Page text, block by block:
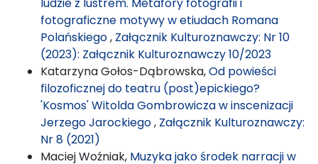
fotograficzne motywy w etiudach Romana
Polańskiego, Załącznik Kulturoznawczy: Nr 10
(2023): Załącznik Kulturoznawczy 10/2023
Katarzyna Gołos-Dąbrowska,Od powieści
filozoficznej do teatru (post)epickiego?
'Kosmos' Witolda Gombrowicza w inscenizacji
Jerzego Jarockiego, Załącznik Kulturoznawczy:
Nr 8 (2021)
Maciej Woźniak, Muzyka jako środek narracji w